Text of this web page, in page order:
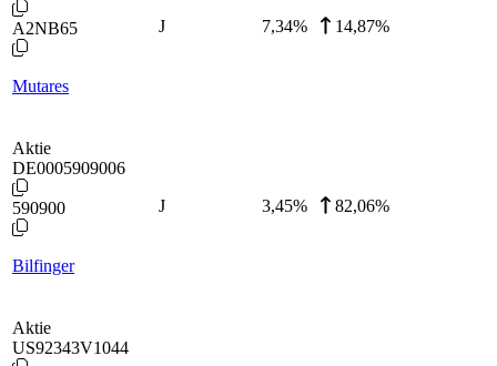
A2NB65
Mutares
J 7,34% 14,87%
Aktie
DE0005909006
590900
Bilfinger
J 3,45% 82,06%
Aktie
US92343V1044